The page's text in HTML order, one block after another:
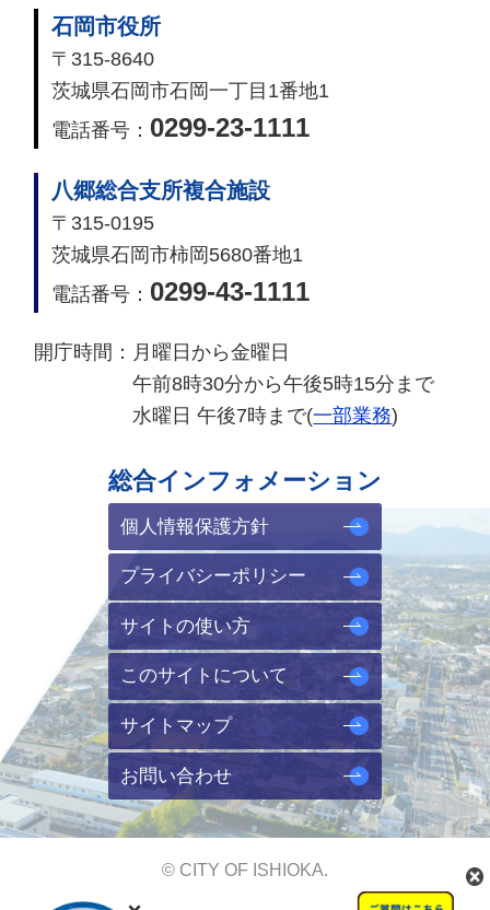
石岡市役所
〒315-8640
茨城県石岡市石岡一丁目1番地1
電話番号： 0299-23-1111
八郷総合支所複合施設
〒315-0195
茨城県石岡市柿岡5680番地1
電話番号： 0299-43-1111
開庁時間： 月曜日から金曜日
午前8時30分から午後5時15分まで
水曜日 午後7時まで(一部業務)
総合インフォメーション
個人情報保護方針
プライバシーポリシー
サイトの使い方
このサイトについて
サイトマップ
お問い合わせ
© CITY OF ISHIOKA.